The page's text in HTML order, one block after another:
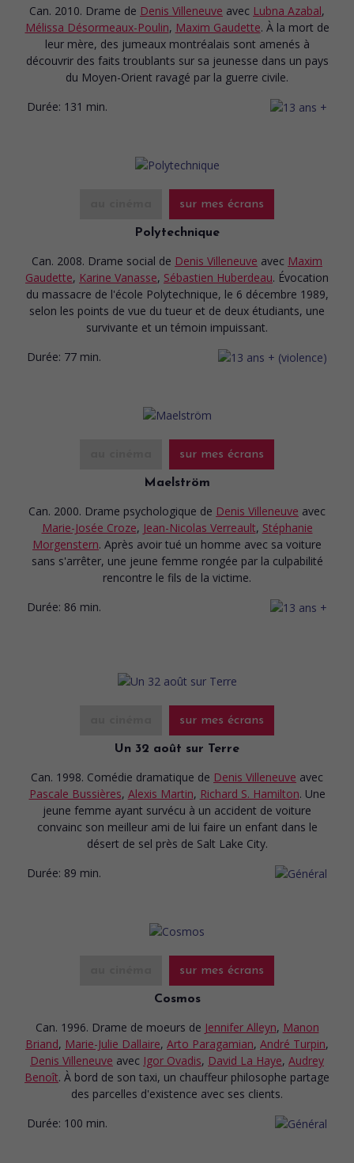
Can. 2010. Drame de Denis Villeneuve avec Lubna Azabal,
Mélissa Désormeaux-Poulin, Maxim Gaudette. À la mort de
leur mère, des jumeaux montréalais sont amenés à
découvrir des faits troublants sur sa jeunesse dans un pays
du Moyen-Orient ravagé par la guerre civile.
Durée: 131 min.
sur mes écrans
Polytechnique
Can. 2008. Drame social de Denis Villeneuve avec Maxim
Gaudette, Karine Vanasse, Sébastien Huberdeau. Évocation
du massacre de l'école Polytechnique, le 6 décembre 1989,
selon les points de vue du tueur et de deux étudiants, une
survivante et un témoin impuissant.
Durée: 77 min.
sur mes écrans
Maelström
Can. 2000. Drame psychologique de Denis Villeneuve avec
Marie-Josée Croze, Jean-Nicolas Verreault, Stéphanie
Morgenstern. Après avoir tué un homme avec sa voiture
sans s'arrêter, une jeune femme rongée par la culpabilité
rencontre le fils de la victime.
Durée: 86 min.
sur mes écrans
Un 32 août sur Terre
Can. 1998. Comédie dramatique de Denis Villeneuve avec
Pascale Bussières, Alexis Martin, Richard S. Hamilton. Une
jeune femme ayant survécu à un accident de voiture
convainc son meilleur ami de lui faire un enfant dans le
désert de sel près de Salt Lake City.
Durée: 89 min.
sur mes écrans
Cosmos
Can. 1996. Drame de moeurs de Jennifer Alleyn, Manon
Briand, Marie-Julie Dallaire, Arto Paragamian, André Turpin,
Denis Villeneuve avec Igor Ovadis, David La Haye, Audrey
Benoît. À bord de son taxi, un chauffeur philosophe partage
des parcelles d'existence avec ses clients.
Durée: 100 min.